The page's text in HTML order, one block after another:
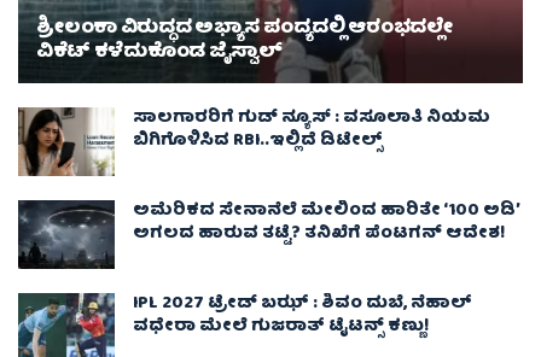
ಶ್ರೀಲಂಕಾ ವಿರುದ್ಧದ ಅಭ್ಯಾಸ ಪಂದ್ಯದಲ್ಲಿ ಆರಂಭದಲ್ಲೇ
ವಿಕೆಟ್ ಕಳೆದುಕೊಂಡ ಜೈಸ್ವಾಲ್
ಸಾಲಗಾರರಿಗೆ ಗುಡ್ ನ್ಯೂಸ್ : ವಸೂಲಾತಿ ನಿಯಮ
ಬಿಗಿಗೊಳಿಸಿದ RBI..ಇಲ್ಲಿದೆ ಡಿಟೇಲ್ಸ್
ಅಮೆರಿಕದ ಸೇನಾನೆಲೆ ಮೇಲಿಂದ ಹಾರಿತೇ ‘100 ಅಡಿ’
ಅಗಲದ ಹಾರುವ ತಟ್ಟೆ? ತನಿಖೆಗೆ ಪೆಂಟಗನ್ ಆದೇಶ!
IPL 2027 ಟ್ರೇಡ್‌ ಬಝ್ : ಶಿವಂ ದುಬೆ, ನೆಹಾಲ್
ವಧೇರಾ ಮೇಲೆ ಗುಜರಾತ್ ಟೈಟನ್ಸ್ ಕಣ್ಣು!